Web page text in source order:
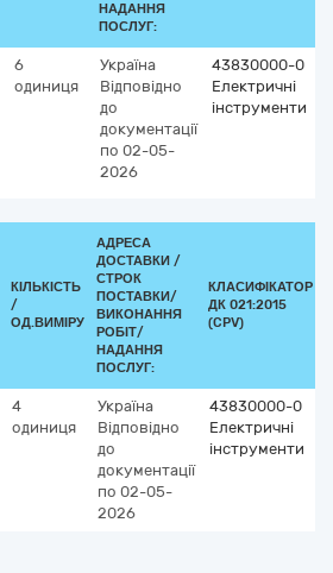
НАДАННЯ
ПОСЛУГ:
6
одиниця
Україна
Відповідно
до
документації
по 02-05-
2026
43830000-0
Електричні
інструменти
КІЛЬКІСТЬ
/
ОД.ВИМІРУ
АДРЕСА
ДОСТАВКИ /
СТРОК
ПОСТАВКИ/
ВИКОНАННЯ
РОБІТ/
НАДАННЯ
ПОСЛУГ:
КЛАСИФІКАТОР
ДК 021:2015
(CPV)
4
одиниця
Україна
Відповідно
до
документації
по 02-05-
2026
43830000-0
Електричні
інструменти